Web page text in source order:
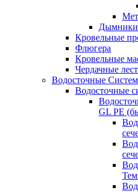
Дымники
Кровельные
Флюгера
Кровельные
Чердачные
Водосточные
Водосточные
GL PE